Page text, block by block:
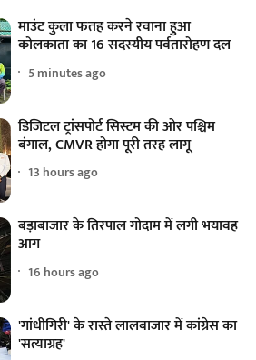
माउंट कुला फतह करने रवाना हुआ
कोलकाता का 16 सदस्यीय पर्वतारोहण दल
5 minutes ago
डिजिटल ट्रांसपोर्ट सिस्टम की ओर पश्चिम
बंगाल, CMVR होगा पूरी तरह लागू
13 hours ago
बड़ाबाजार के तिरपाल गोदाम में लगी भयावह
आग
16 hours ago
'गांधीगिरी' के रास्ते लालबाजार में कांग्रेस का
'सत्याग्रह'